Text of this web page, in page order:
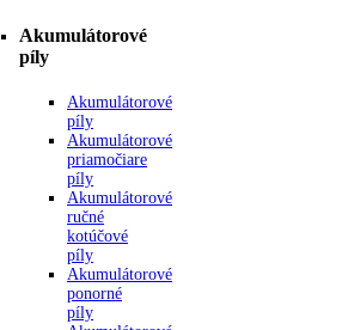
Akumulátorové
píly
Akumulátorové
píly
Akumulátorové
priamočiare
píly
Akumulátorové
ručné
kotúčové
píly
Akumulátorové
ponorné
píly